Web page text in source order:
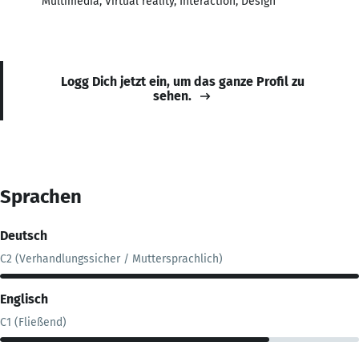
Logg Dich jetzt ein, um das ganze Profil zu
sehen.
Sprachen
Deutsch
C2 (Verhandlungssicher / Muttersprachlich)
Englisch
C1 (Fließend)